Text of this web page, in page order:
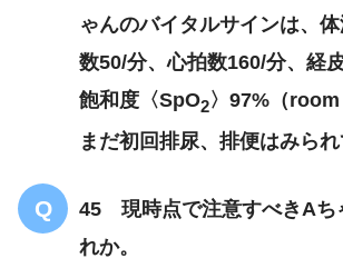
ゃんのバイタルサインは、
数50/分、心拍数160/分、経
飽和度〈SpO2〉97%（
まだ初回排尿、排便はみられ
45 現時点で注意すべきAち
れか。